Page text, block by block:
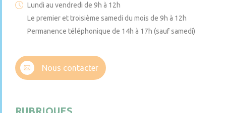
Lundi au vendredi de 9h à 12h
Le premier et troisième samedi du mois de 9h à 12h
Permanence téléphonique de 14h à 17h (sauf samedi)
Nous contacter
RUBRIQUES